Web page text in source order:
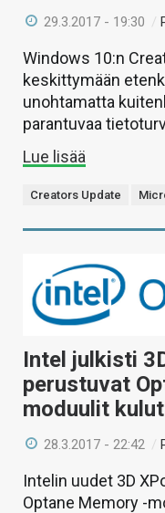
29.3.2017 - 19:30 /
Windows 10:n
keskittymään
unohtamatta
parantuvaa
Lue lisää
Creators Update
Intel julkisti
perustuvat
moduulit
28.3.2017 - 22:42 /
Intelin uudet 3D
Optane Memory -